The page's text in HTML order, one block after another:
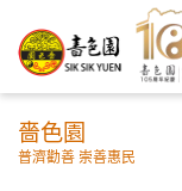
嗇色園
普濟勸善 崇善惠民